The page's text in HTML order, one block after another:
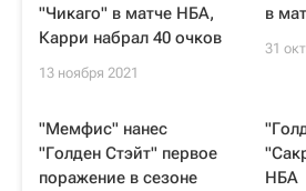
"Чикаго" в матче НБА,
Карри набрал 40 очков
13 ноября 2021
в
31
"Мемфис" нанес
"Голден Стэйт" первое
поражение в сезоне
НБА